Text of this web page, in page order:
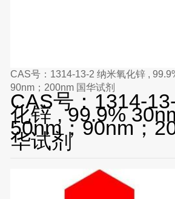
CAS号：1314-13-2 纳米氧化锌 ,
90nm；200nm 国华试剂
CAS号：1314-
化锌 , 99.9%
50nm；90nm；
华试剂